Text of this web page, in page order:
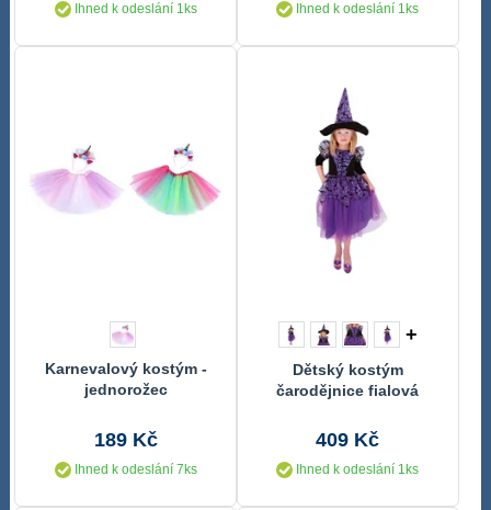
Ihned k odeslání 1ks Ihned k odeslání 1ks
Karnevalový kostým -
jednorožec
189 Kč
Ihned k odeslání 7ks
+
Dětský kostým
čarodějnice fialová
(S) EKO
409 Kč
Ihned k odeslání 1ks